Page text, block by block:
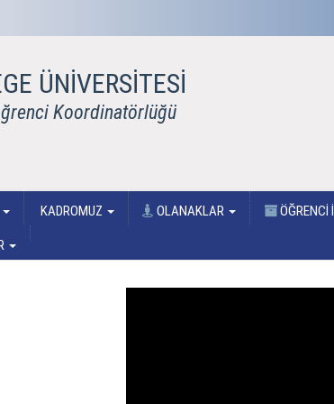
ÜNİVERSİTESİ
Koordinatörlüğü
KADROMUZ OLANAKLAR ÖĞRENCİ